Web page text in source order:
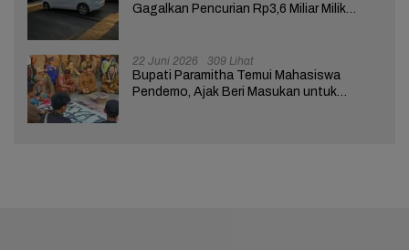
Gagalkan Pencurian Rp3,6 Miliar Milik
22 Juni 2026 309 Lihat
Bupati Paramitha Temui Mahasiswa
Pendemo, Ajak Beri Masukan untuk